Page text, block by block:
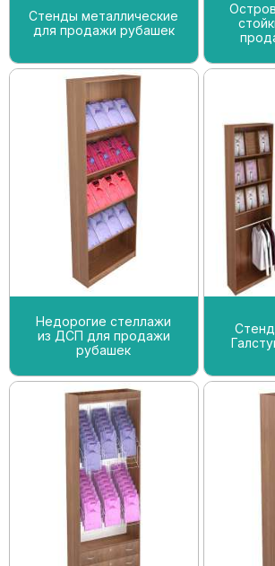
Стенды металлические
для продажи рубашек
Недорогие стеллажи
из ДСП для продажи
рубашек